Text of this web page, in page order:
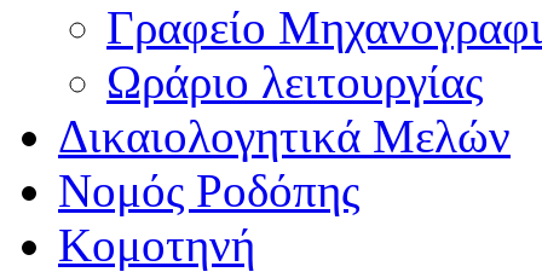
Γραφείο
Ωράριο λειτουργίας
Δικαιολογητικά Μελών
Νομός Ροδόπης
Κομοτηνή